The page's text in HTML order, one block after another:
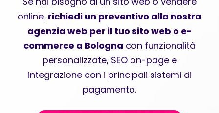
online, richiedi un preventivo alla nostra
agenzia web per il tuo sito web o e-
commerce a Bologna con funzionalità
personalizzate, SEO on-page e
integrazione con i principali sistemi di
pagamento.